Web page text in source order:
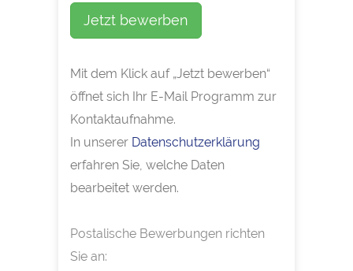
Jetzt bewerben
Mit dem Klick auf „Jetzt bewerben“
öffnet sich Ihr E-Mail Programm zur
Kontaktaufnahme.
In unserer Datenschutzerklärung
erfahren Sie, welche Daten
bearbeitet werden.
Postalische Bewerbungen richten
Sie an: